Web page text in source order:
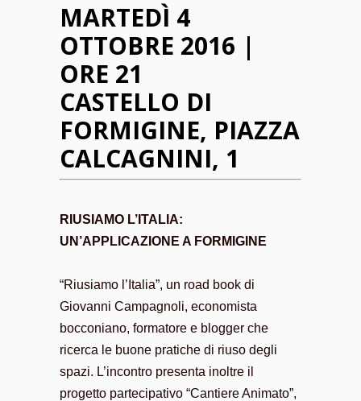
MARTEDÌ 4
OTTOBRE 2016 |
ORE 21
CASTELLO DI
FORMIGINE, PIAZZA
CALCAGNINI, 1
RIUSIAMO L’ITALIA:
UN’APPLICAZIONE A FORMIGINE
“Riusiamo l’Italia”, un road book di
Giovanni Campagnoli, economista
bocconiano, formatore e blogger che
ricerca le buone pratiche di riuso degli
spazi. L’incontro presenta inoltre il
progetto partecipativo “Cantiere Animato”,